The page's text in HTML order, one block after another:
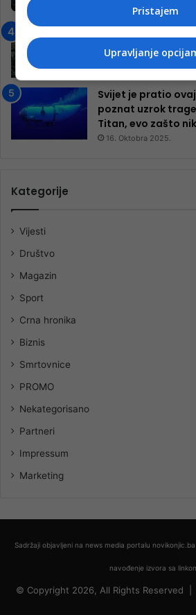
9. Jula 2024.
13. Augusta 2024.
Svijet je pratio
poznat uzrok
Titan, evo zašto
16. Oktobra 2025.
Kategorije
Vijesti
Društvo
Magazin
Sport
Crna hronika
Biznis
Smrtovnice
PROMO
Nekategorisano
Partneri
Impressum
Marketing
Sadržaji objavljeni na news media portalu
navođenje izvora sa
© Copyright 2026, All Rights Reserved |
Pristajem
Upravljanje